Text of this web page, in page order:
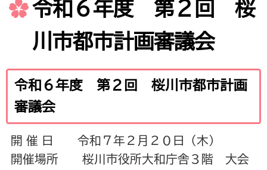
令和６年度 第２回 桜
川市都市計画審議会
令和６年度 第２回 桜川市都市計画
審議会
開 催 日 令和７年２月２０日（木）
開催場所 桜川市役所大和庁舎３階 大会